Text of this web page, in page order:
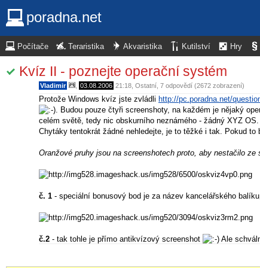
poradna.net
Počítače Teraristika Akvaristika Kutilství Hry
Kvíz II - poznejte operační systém
Vladimir 03.08.2006 21:18 Ostatní , 7 odpovědí (2672 zobrazení)
Protože Windows kvíz jste zvládli http://pc.poradna.net/
. Budou pouze čtyři screenshoty, na každém je nějaký
celém světě, tedy nic obskurního neznámého - žádný XYZ
Chytáky tentokrát žádné nehledejte, je to těžké i tak. Pokud to
Oranžové pruhy jsou na screenshotech proto, aby nestačilo ze
č. 1 - speciální bonusový bod je za název kancelářského
č.2 - tak tohle je přímo antikvízový screenshot Ale